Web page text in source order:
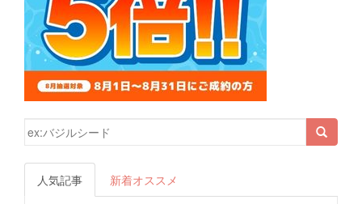
検索結果:
人気記事 新着オススメ